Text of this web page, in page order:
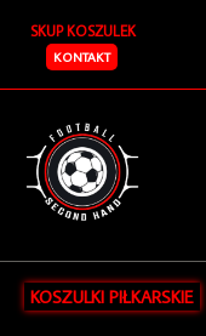
treści
SKUP KOSZULEK
KONTAKT
KOSZULKI PIŁKARSKIE